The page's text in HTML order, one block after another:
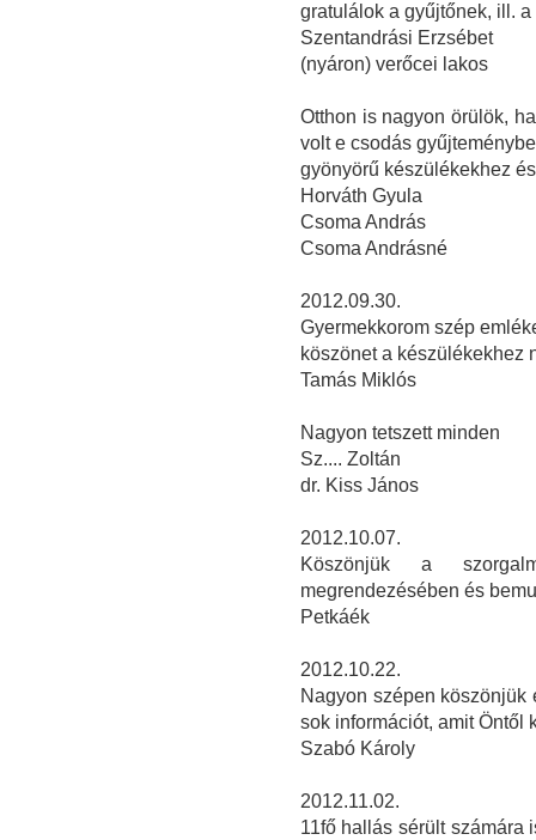
gratulálok a gyűjtőnek, ill.
Szentandrási Erzsébet
(nyáron) verőcei lakos
Otthon is nagyon örülök,
volt e csodás
gyönyörű készülékekhez
Horváth Gyula
Csoma András
Csoma Andrásné
2012.09.30.
Gyermekkorom szép
köszönet a készülékekhez
Tamás Miklós
Nagyon tetszett minden
Sz.... Zoltán
dr. Kiss János
2012.10.07.
Köszönjük a
megrendezésében és
Petkáék
2012.10.22.
Nagyon szépen
sok információt, amit
Szabó Károly
2012.11.02.
11fő hallás sérült számára